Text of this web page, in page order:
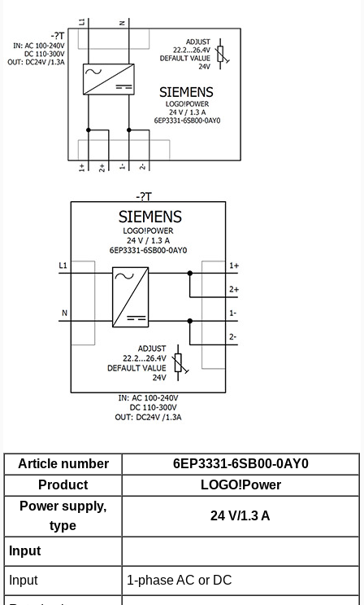
Article number
6EP3331-6SB00-0AY0
Product
LOGO!Power
Power supply,
type
24 V/1.3 A
Input
Input 1-phase AC or DC